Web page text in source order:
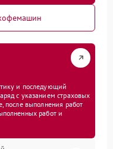
и последующий
с указанием страховых
после выполнения работ
работ и